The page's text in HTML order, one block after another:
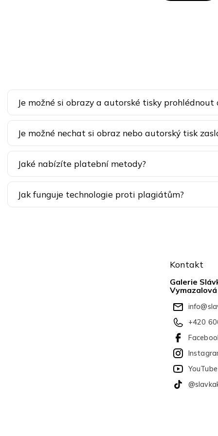
Je možné si obrazy a autorské tisky prohlédnout
Je možné nechat si obraz nebo autorský tisk
Jaké nabízíte platební metody?
Jak funguje technologie proti plagiátům?
Kontakt
Galerie
Vymazalová
info@
+420
YouTube